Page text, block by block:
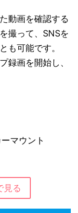
動画を確認する
撮って、SNSを
も可能です。
録画を開始し、
マウント
見る